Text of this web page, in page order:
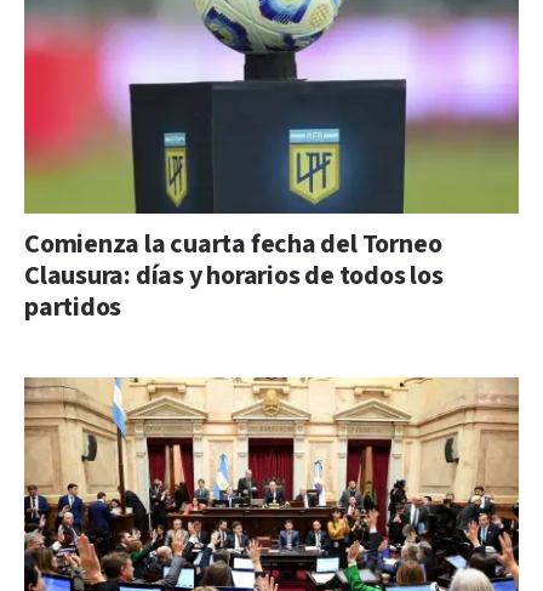
Comienza la cuarta fecha del Torneo
Clausura: días y horarios de todos los
partidos